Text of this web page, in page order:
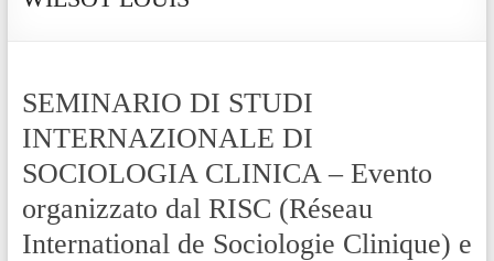
SEMINARIO DI STUDI
INTERNAZIONALE DI
SOCIOLOGIA CLINICA – Evento
organizzato dal RISC (Réseau
International de Sociologie Clinique) e